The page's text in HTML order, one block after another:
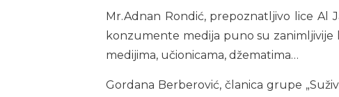
Mr.Adnan Rondić, prepoznatljivo lice Al
konzumente medija puno su zanimljivije
medijima, učionicama, džematima…
Gordana Berberović, članica grupe